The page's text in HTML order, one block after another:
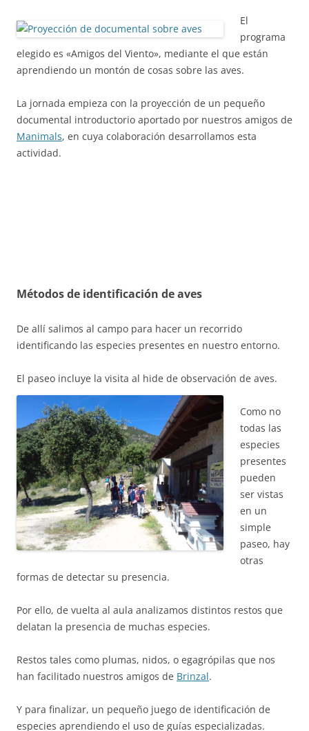
El
programa
elegido es «Amigos del Viento», mediante el que están
aprendiendo un montón de cosas sobre las aves.
La jornada empieza con la proyección de un pequeño
documental introductorio aportado por nuestros amigos de
Manimals, en cuya colaboración desarrollamos esta
actividad.
Métodos de identificación de aves
De allí salimos al campo para hacer un recorrido
identificando las especies presentes en nuestro entorno.
El paseo incluye la visita al hide de observación de aves.
Como no
todas las
especies
presentes
pueden
ser vistas
en un
simple
paseo, hay
otras
formas de detectar su presencia.
Por ello, de vuelta al aula analizamos distintos restos que
delatan la presencia de muchas especies.
Restos tales como plumas, nidos, o egagrópilas que nos
han facilitado nuestros amigos de Brinzal.
Y para finalizar, un pequeño juego de identificación de
especies aprendiendo el uso de guías especializadas.